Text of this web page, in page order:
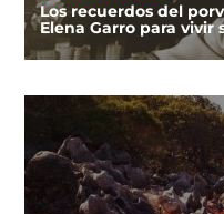
Los recuerdos del
Elena Garro para vivir